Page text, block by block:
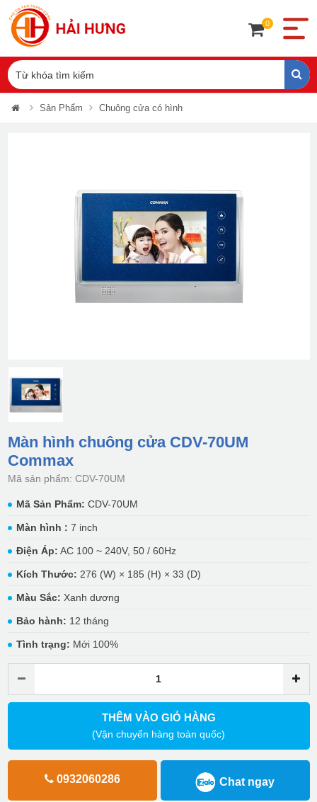
0
Sản Phẩm Chuông cửa có hình
Màn hình chuông cửa CDV-70UM
Commax
Mã sản phẩm: CDV-70UM
Mã Sản Phẩm: CDV-70UM
Màn hình : 7 inch
Điện Áp: AC 100 ~ 240V, 50 / 60Hz
Kích Thước: 276 (W) × 185 (H) × 33 (D)
Màu Sắc: Xanh dương
Bảo hành: 12 tháng
Tình trạng: Mới 100%
THÊM VÀO GIỎ HÀNG
(Vận chuyển hàng toàn quốc)
0932060286 Chat ngay